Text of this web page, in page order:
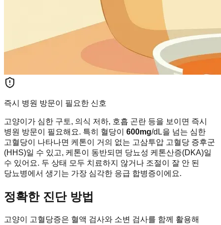
즉시 병원 방문이 필요한 신호
고양이가 심한 구토, 의식 저하, 호흡 곤란 등을 보이면 즉시
병원 방문이 필요해요. 특히 혈당이 600mg/dL을 넘는 심한
고혈당이 나타나면 케톤이 거의 없는 고삼투압 고혈당 증후군
(HHS)일 수 있고, 케톤이 동반되면 당뇨성 케톤산증(DKA)일
수 있어요. 두 상태 모두 치료하지 않거나 조절이 잘 안 된
당뇨병에서 생기는 가장 심각한 응급 합병증이에요.
정확한 진단 방법
고양이 고혈당증은 혈액 검사와 소변 검사를 함께 활용해